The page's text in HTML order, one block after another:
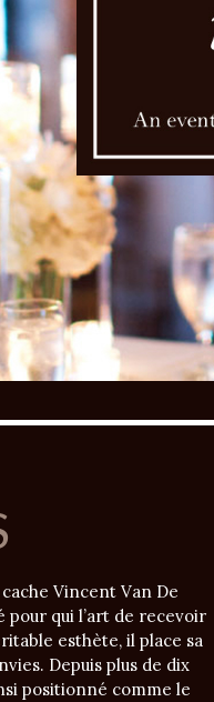
Vincent Van De
pour qui l’art de recevoir
esthète, il place sa
Depuis plus de dix
positionné comme le